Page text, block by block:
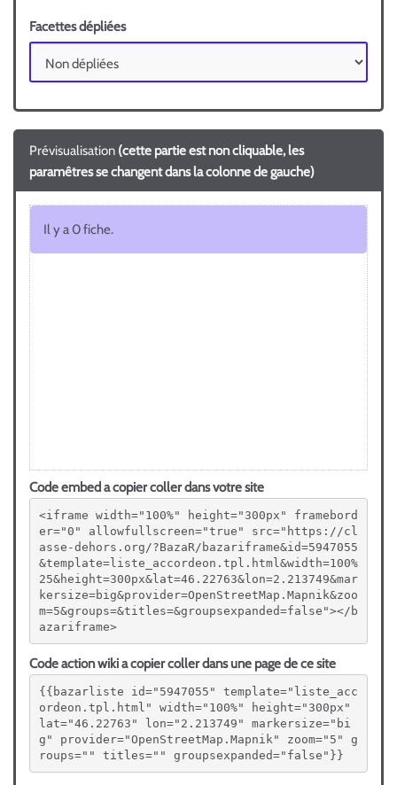
Facettes dépliées
Prévisualisation (cette partie est non cliquable, les
paramêtres se changent dans la colonne de gauche)
Code embed a copier coller dans votre site
<iframe width="100%" height="300px" framebord
er="0" allowfullscreen="true" src="https://cl
asse-dehors.org/?BazaR/bazariframe&id=5947055
&template=liste_accordeon.tpl.html&width=100%
25&height=300px&lat=46.22763&lon=2.213749&mar
kersize=big&provider=OpenStreetMap.Mapnik&zoo
m=5&groups=&titles=&groupsexpanded=false"></b
azariframe>
Code action wiki a copier coller dans une page de ce site
{{bazarliste id="5947055" template="liste_acc
ordeon.tpl.html" width="100%" height="300px"
lat="46.22763" lon="2.213749" markersize="bi
g" provider="OpenStreetMap.Mapnik" zoom="5" g
roups="" titles="" groupsexpanded="false"}}